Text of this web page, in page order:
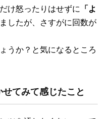
け怒ったりはせずに
「よ
したが、さすがに回数が
うか？と気になるところ
せてみて感じたこと